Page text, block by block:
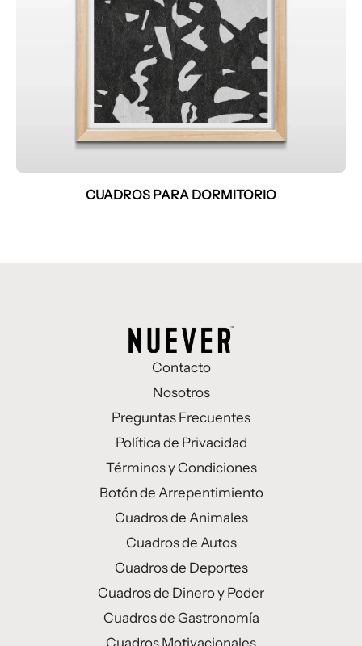
CUADROS PARA DORMITORIO
Contacto
Nosotros
Preguntas Frecuentes
Política de Privacidad
Términos y Condiciones
Botón de Arrepentimiento
Cuadros de Animales
Cuadros de Autos
Cuadros de Deportes
Cuadros de Dinero y Poder
Cuadros de Gastronomía